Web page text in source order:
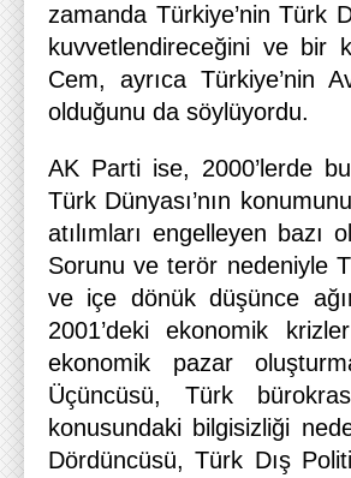
zamanda Türkiye’nin Türk
kuvvetlendireceğini ve bir
Cem, ayrıca Türkiye’nin
olduğunu da söylüyordu.
AK Parti ise, 2000’lerde
Türk Dünyası’nın
atılımları engelleyen
Sorunu ve terör nedeniyle
ve içe dönük düşünce
2001’deki ekonomik
ekonomik pazar
Üçüncüsü, Türk
konusundaki bilgisizliği
Dördüncüsü, Türk Dış